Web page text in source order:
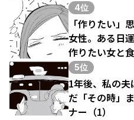
4位
「作りたい」
女性。ある日
作りたい女と
5位
1年後、私の
だ「その時」
ナー（1）